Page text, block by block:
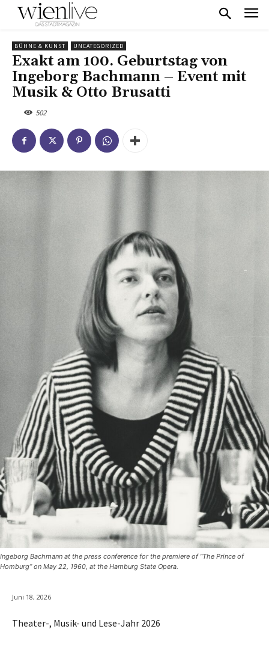
BÜHNE & KUNST UNCATEGORIZED
Exakt am 100. Geburtstag von
Ingeborg Bachmann – Event mit
Musik & Otto Brusatti
502
Ingeborg Bachmann at the press conference for the premiere of “The Prince of
Homburg” on May 22, 1960, at the Hamburg State Opera.
Juni 18, 2026
Theater-, Musik- und Lese-Jahr 2026